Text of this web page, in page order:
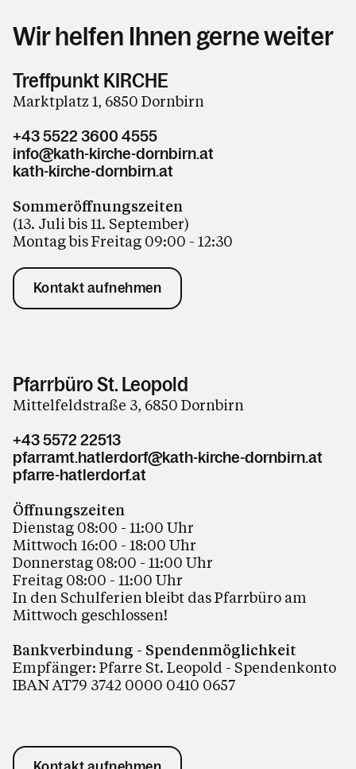
Wir helfen Ihnen gerne weiter
Treffpunkt KIRCHE
Marktplatz 1, 6850 Dornbirn
+43 5522 3600 4555
info@kath-kirche-dornbirn.at
kath-kirche-dornbirn.at
Sommeröffnungszeiten
(13. Juli bis 11. September)
Montag bis Freitag 09:00 - 12:30
Kontakt aufnehmen
Pfarrbüro St. Leopold
Mittelfeldstraße 3, 6850 Dornbirn
+43 5572 22513
pfarramt.hatlerdorf@kath-kirche-dornbirn.at
pfarre-hatlerdorf.at
Öffnungszeiten
Dienstag 08:00 - 11:00 Uhr
Mittwoch 16:00 - 18:00 Uhr
Donnerstag 08:00 - 11:00 Uhr
Freitag 08:00 - 11:00 Uhr
In den Schulferien bleibt das Pfarrbüro am
Mittwoch geschlossen!
Bankverbindung - Spendenmöglichkeit
Empfänger: Pfarre St. Leopold - Spendenkonto
IBAN AT79 3742 0000 0410 0657